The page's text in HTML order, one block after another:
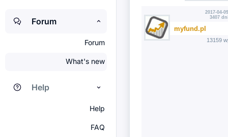
Forum
Forum
What's new
Help
Help
FAQ
2017-04-
3407
myfund.pl
13159